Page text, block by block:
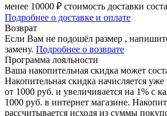
менее 10000 ₽ стоимость доставки
Подробнее о доставке и оплате
Возврат
Если Вам не подошёл размер ,
замену. Подробнее о возврате
Программа лояльности
Ваша накопительная скидка может
Накопительная скидка начисляется
от 1000 руб. и увеличивается на 1% с
1000 руб. в интернет магазине.
рассчитывается исходя из суммы